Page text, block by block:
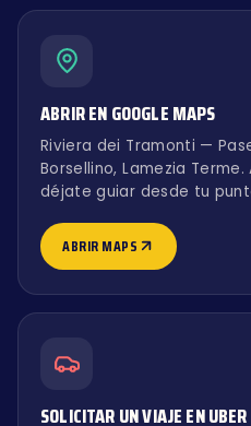
ABRIR EN GOOGLE MAPS
Riviera dei Tramonti —
Borsellino, Lamezia
déjate guiar desde tu
ABRIR MAPS
SOLICITAR UN VIAJE EN UBER